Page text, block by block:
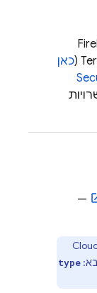
כאן
—
type